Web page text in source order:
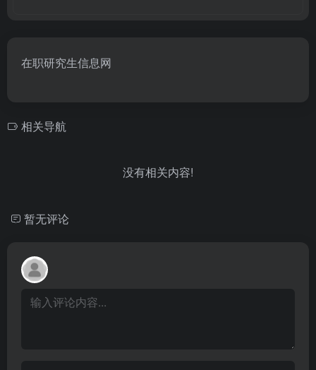
在职研究生信息网
相关导航
没有相关内容!
暂无评论